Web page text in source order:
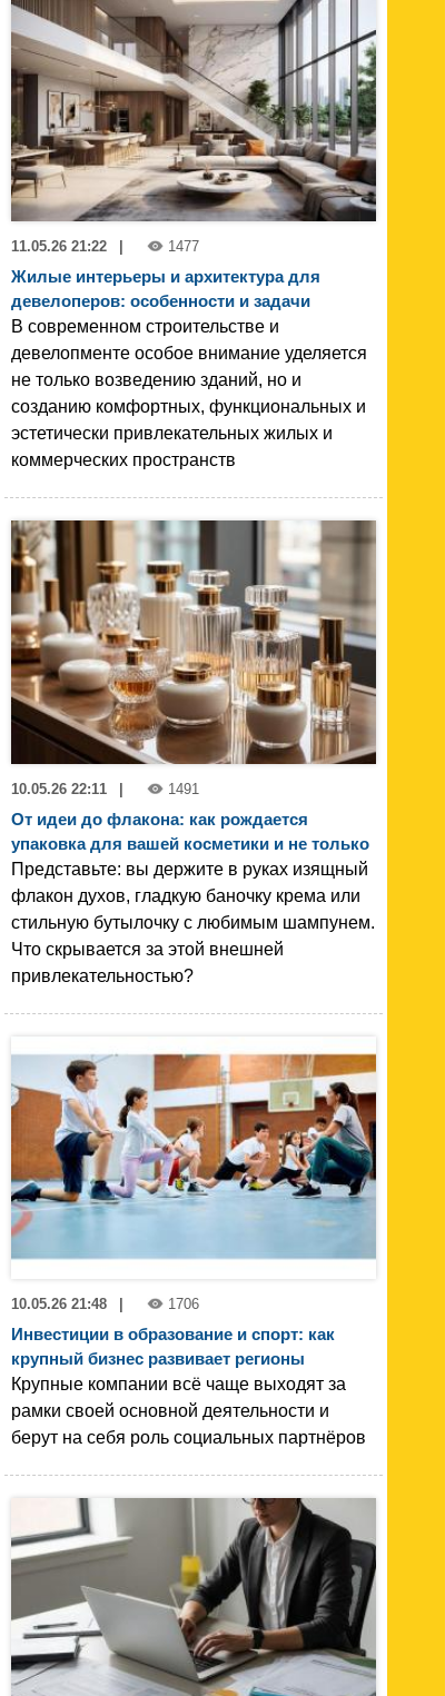
11.05.26 21:22 1477
Жилые интерьеры и архитектура для
девелоперов: особенности и задачи
В современном строительстве и
девелопменте особое внимание уделяется
не только возведению зданий, но и
созданию комфортных, функциональных и
эстетически привлекательных жилых и
коммерческих пространств
10.05.26 22:11 | 1491
От идеи до флакона: как рождается
упаковка для вашей косметики и не только
Представьте: вы держите в руках изящный
флакон духов, гладкую баночку крема или
стильную бутылочку с любимым шампунем.
Что скрывается за этой внешней
привлекательностью?
10.05.26 21:48 1706
Инвестиции в образование и спорт: как
крупный бизнес развивает регионы
Крупные компании всё чаще выходят за
рамки своей основной деятельности и
берут на себя роль социальных партнёров